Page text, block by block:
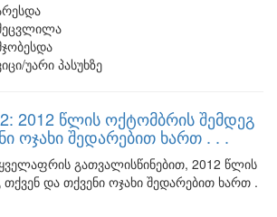
უარი პასუხზე
2012 წლის ოქტომბრის შემდეგ
ოჯახი შედარებით ხართ . . .
გათვალისწინებით, 2012 წლის
და თქვენი ოჯახი შედარებით ხართ .